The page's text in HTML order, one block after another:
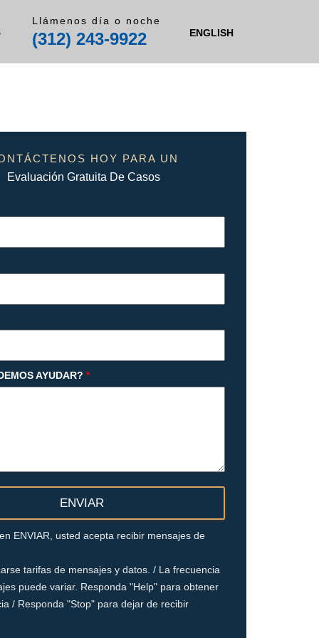
Llámenos día o noche
(312) 243-9922 ENGLISH
HOY PARA UN
Evaluación Gratuita De Casos
AYUDAR? *
ENVIAR, usted acepta recibir mensajes de
tarifas de mensajes y datos. / La frecuencia
puede variar. Responda "Help" para obtener
/ Responda "Stop" para dejar de recibir